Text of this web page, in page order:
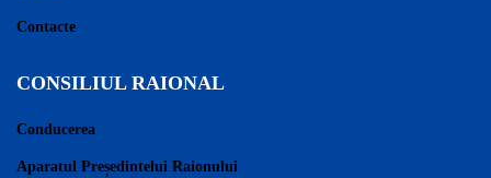
Contacte
CONSILIUL RAIONAL
Conducerea
Aparatul Președintelui Raionului